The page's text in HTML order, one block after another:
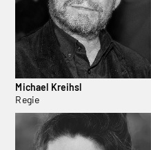
Michael Kreihsl
Regie